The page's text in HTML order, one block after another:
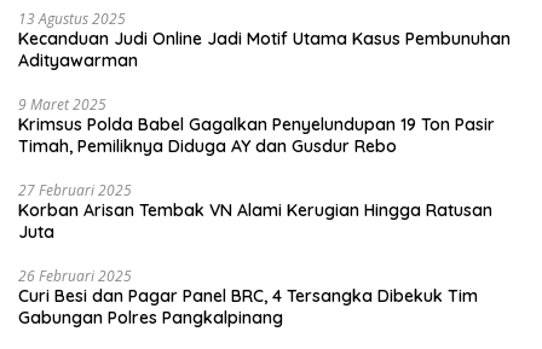
13 Agustus 2025
Kecanduan Judi Online Jadi Motif Utama Kasus Pembunuhan
Adityawarman
9 Maret 2025
Krimsus Polda Babel Gagalkan Penyelundupan 19 Ton Pasir
Timah, Pemiliknya Diduga AY dan Gusdur Rebo
27 Februari 2025
Korban Arisan Tembak VN Alami Kerugian Hingga Ratusan
Juta
26 Februari 2025
Curi Besi dan Pagar Panel BRC, 4 Tersangka Dibekuk Tim
Gabungan Polres Pangkalpinang